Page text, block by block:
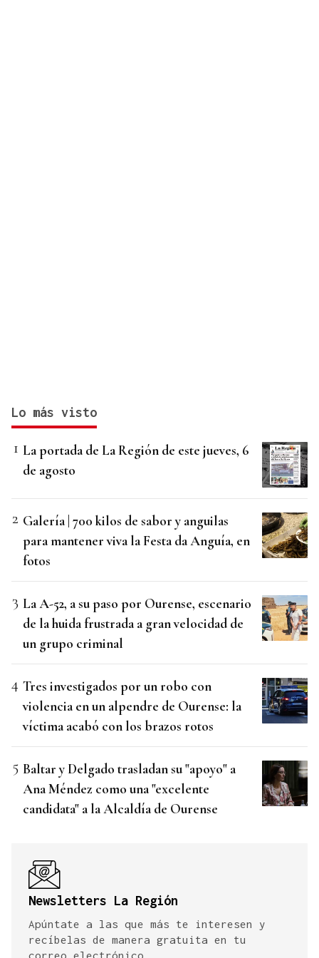
Lo más visto
La portada de La Región de este jueves, 6
de agosto
Galería | 700 kilos de sabor y anguilas
para mantener viva la Festa da Anguía, en
fotos
La A-52, a su paso por Ourense, escenario
de la huida frustrada a gran velocidad de
un grupo criminal
Tres investigados por un robo con
violencia en un alpendre de Ourense: la
víctima acabó con los brazos rotos
Baltar y Delgado trasladan su "apoyo" a
Ana Méndez como una "excelente
candidata" a la Alcaldía de Ourense
Newsletters La Región
Apúntate a las que más te interesen y
recíbelas de manera gratuita en tu
correo electrónico